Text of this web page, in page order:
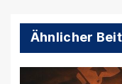
Ähnlicher